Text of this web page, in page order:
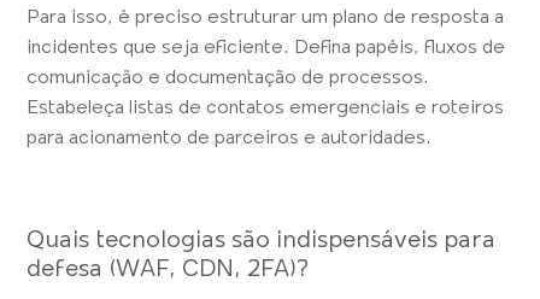
Para isso, é preciso estruturar um plano de resposta a
incidentes que seja eficiente. Defina papéis, fluxos de
comunicação e documentação de processos.
Estabeleça listas de contatos emergenciais e roteiros
para acionamento de parceiros e autoridades.
Quais tecnologias são indispensáveis para
defesa (WAF, CDN, 2FA)?